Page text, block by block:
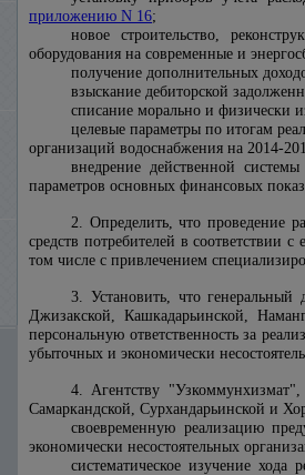
приложению N 16;
новое строительство,
оборудования на современные и
получение дополнительных
взыскание дебиторской
списание морально и физически
целевые параметры по итогам
организаций водоснабжения на 2014-
внедрение действенной
параметров основных финансовых
2. Определить, что проведение
средств потребителей в соответствии
том числе с привлечением
3. Установить, что генеральный
Джизакской, Кашкадарьинской,
персональную ответственность за
убыточных и экономически
4. Агентству
Самаркандской, Сурхандарьинской и
своевременную реализацию
экономически несостоятельных
систематическое изучение